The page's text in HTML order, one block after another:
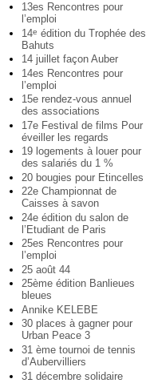
13es Rencontres pour
l’emploi
14e édition du Trophée des
Bahuts
14 juillet façon Auber
14es Rencontres pour
l’emploi
15e rendez-vous annuel
des associations
17e Festival de films Pour
éveiller les regards
19 logements à louer pour
des salariés du 1 %
20 bougies pour Etincelles
22e Championnat de
Caisses à savon
24e édition du salon de
l’Etudiant de Paris
25es Rencontres pour
l’emploi
25 août 44
25ème édition Banlieues
bleues
Annike KELEBE
30 places à gagner pour
Urban Peace 3
31 ème tournoi de tennis
d’Aubervilliers
31 décembre solidaire